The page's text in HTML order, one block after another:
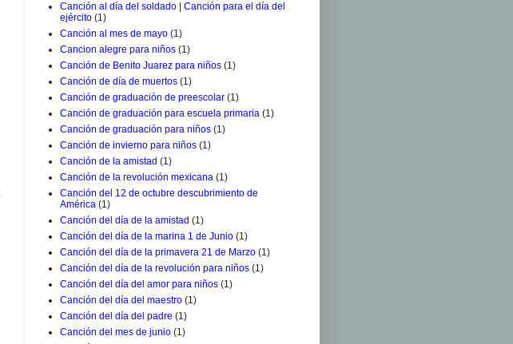
Canción al día del soldado | Canción para el día del
ejército (1)
Canción al mes de mayo (1)
Cancion alegre para niños (1)
Canción de Benito Juarez para niños (1)
Canción de día de muertos (1)
Canción de graduación de preescolar (1)
Canción de graduación para escuela primaria (1)
Canción de graduación para niños (1)
Canción de invierno para niños (1)
Canción de la amistad (1)
Canción de la revolución mexicana (1)
Canción del 12 de octubre descubrimiento de
América (1)
Canción del día de la amistad (1)
Canción del día de la marina 1 de Junio (1)
Canción del día de la primavera 21 de Marzo (1)
Canción del día de la revolución para niños (1)
Canción del día del amor para niños (1)
Canción del día del maestro (1)
Canción del día del padre (1)
Canción del mes de junio (1)